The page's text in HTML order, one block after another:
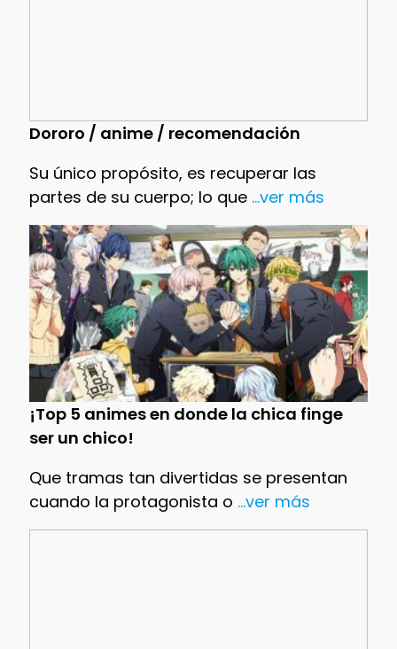
Dororo / anime / recomendación
Su único propósito, es recuperar las
partes de su cuerpo; lo que...ver más
¡Top 5 animes en donde la chica finge
ser un chico!
Que tramas tan divertidas se presentan
cuando la protagonista o ...ver más